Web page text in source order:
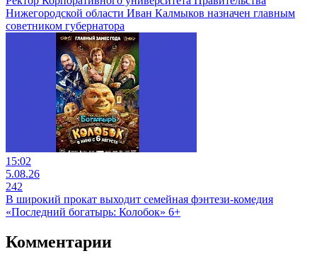
Нижегородской области Иван Калмыков назначен главным
советником губернатора
15:02
5.08.26
242
В широкий прокат выходит семейная фэнтези-комедия
«Последний богатырь: Колобок» 6+
Комментарии